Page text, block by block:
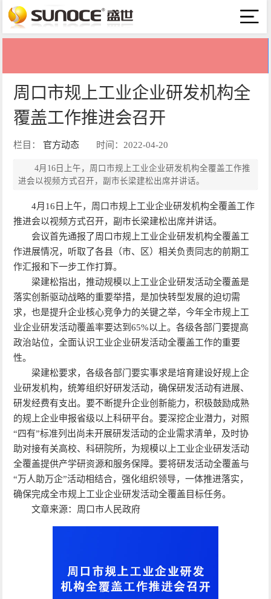
周口市规上工业企业研发机构全
覆盖工作推进会召开
栏目： 官方动态 时间：2022-04-20
4月16日上午，周口市规上工业企业研发机构全覆盖工作推
进会以视频方式召开，副市长梁建松出席并讲话。
4月16日上午，周口市规上工业企业研发机构全覆盖工作
推进会以视频方式召开，副市长梁建松出席并讲话。
会议首先通报了周口市规上工业企业研发机构全覆盖工
作进展情况，听取了各县（市、区）相关负责同志的前期工
作汇报和下一步工作打算。
梁建松指出，推动规模以上工业企业研发活动全覆盖是
落实创新驱动战略的重要举措，是加快转型发展的迫切需
求，也是提升企业核心竞争力的关键之举，今年全市规上工
业企业研发活动覆盖率要达到65%以上。各级各部门要提高
政治站位，全面认识工业企业研发活动全覆盖工作的重要
性。
梁建松要求，各级各部门要实事求是培育建设好规上企
业研发机构，统筹组织好研发活动，确保研发活动有进展、
研发经费有支出。要不断提升企业创新能力，积极鼓励成熟
的规上企业申报省级以上科研平台。要深挖企业潜力，对照
“四有”标准列出尚未开展研发活动的企业需求清单，及时协
助对接有关高校、科研院所，为规模以上工业企业研发活动
全覆盖提供产学研资源和服务保障。要将研发活动全覆盖与
“万人助万企”活动相结合，强化组织领导，一体推进落实，
确保完成全市规上工业企业研发活动全覆盖目标任务。
文章来源：周口市人民政府